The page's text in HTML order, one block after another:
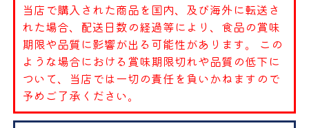
当店で購入された商品を国内、及び海外に転送さ
れた場合、配送日数の経過等により、食品の賞味
期限や品質に影響が出る可能性があります。 この
ような場合における賞味期限切れや品質の低下に
ついて、当店では一切の責任を負いかねますので
予めご了承ください。